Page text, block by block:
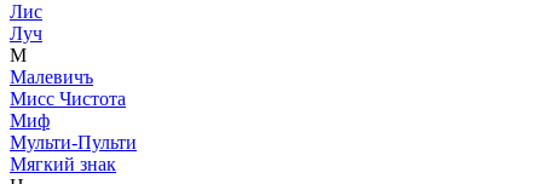
Лис
Луч
М
Малевичъ
Мисс Чистота
Миф
Мульти-Пульти
Мягкий знак